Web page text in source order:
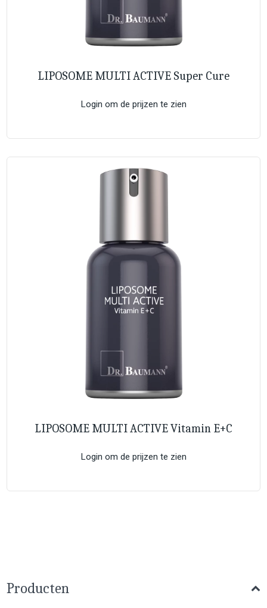
LIPOSOME MULTI ACTIVE Super Cure
Login om de prijzen te zien
LIPOSOME MULTI ACTIVE Vitamin E+C
Login om de prijzen te zien
Producten